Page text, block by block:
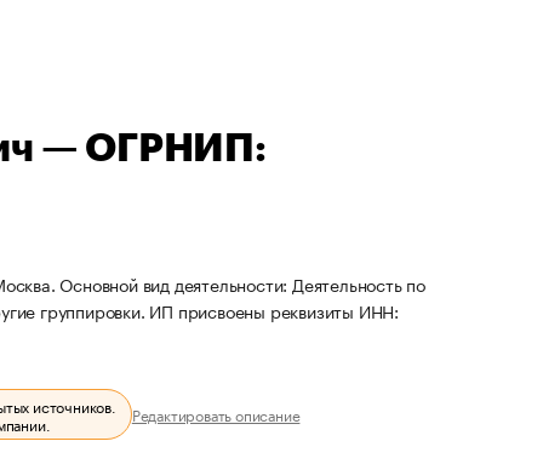
— ОГРНИП:
Основной вид деятельности: Деятельность по
группировки. ИП присвоены реквизиты ИНН:
источников.
Редактировать описание